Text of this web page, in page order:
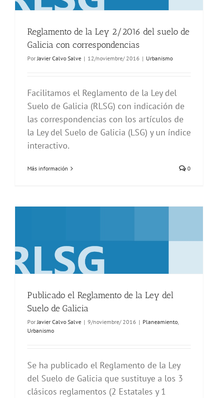
Reglamento de la Ley 2/2016 del suelo de
Galicia con correspondencias
PorJavier Calvo Salve | 12/noviembre/ 2016 | Urbanismo
Facilitamos el Reglamento de la Ley del
Suelo de Galicia (RLSG) con indicación de
las correspondencias con los artículos de
la Ley del Suelo de Galicia (LSG) y un índice
interactivo.
Más información 0
Publicado el Reglamento de la Ley del
Suelo de Galicia
PorJavier Calvo Salve | 9/noviembre/ 2016 | Planeamiento,
Urbanismo
Se ha publicado el Reglamento de la Ley
del Suelo de Galicia que sustituye a los 3
clásicos reglamentos (2 Estatales y 1